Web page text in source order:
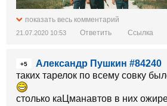
показать весь комментарий
21.07.2020 10:53 Ответить Ссылка
+5
Александр Пушкин #84240
таких тарелок по всему совку
столько каЦманавтов в них